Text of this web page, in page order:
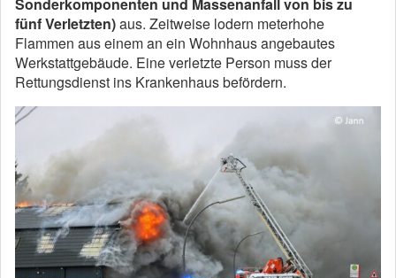
Sonderkomponenten und Massenanfall von bis zu
fünf Verletzten)aus. Zeitweise lodern meterhohe
Flammen aus einem an ein Wohnhaus angebautes
Werkstattgebäude. Eine verletzte Person muss der
Rettungsdienst ins Krankenhaus befördern.